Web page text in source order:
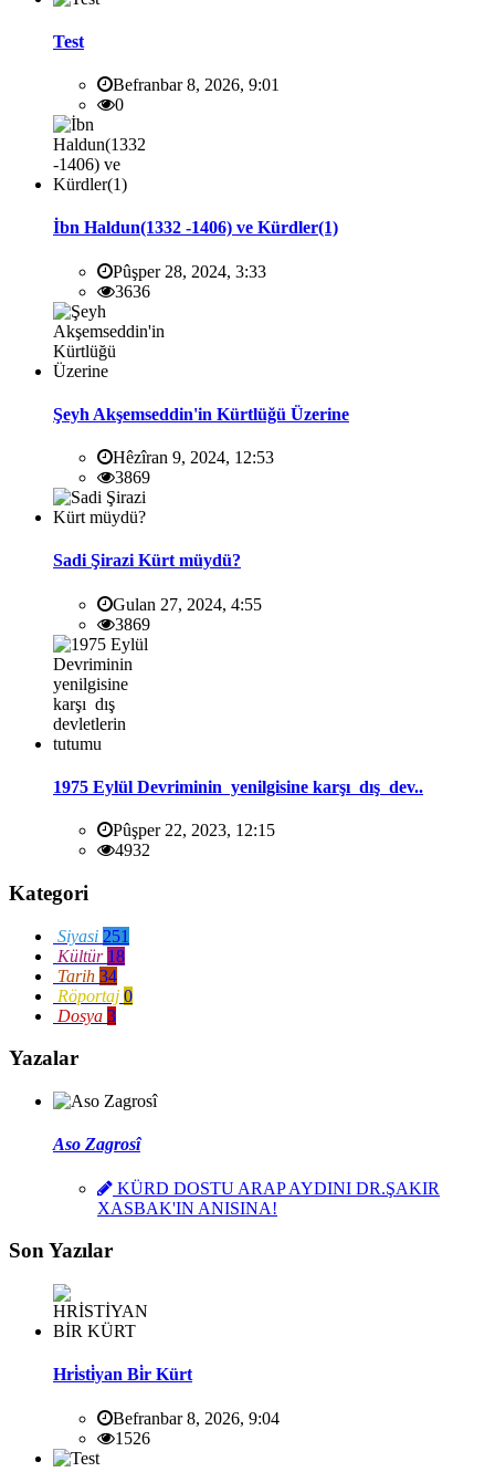
Test
Befranbar 8, 2026, 9:01
0
İbn Haldun(1332 -1406) ve Kürdler(1)
Pûşper 28, 2024, 3:33
3636
Şeyh Akşemseddin'in Kürtlüğü Üzerine
Hêzîran 9, 2024, 12:53
3869
Sadi Şirazi Kürt müydü?
Gulan 27, 2024, 4:55
3869
1975 Eylül Devriminin yenilgisine karşı dış dev..
Pûşper 22, 2023, 12:15
4932
Kategori
Siyasi 251
Kültür 18
Tarih 34
Röportaj 0
Dosya 3
Yazalar
Aso Zagrosî
KÜRD DOSTU ARAP AYDINI DR.ŞAKIR
XASBAK'IN ANISINA!
Son Yazılar
Hri̇sti̇yan Bi̇r Kürt
Befranbar 8, 2026, 9:04
1526